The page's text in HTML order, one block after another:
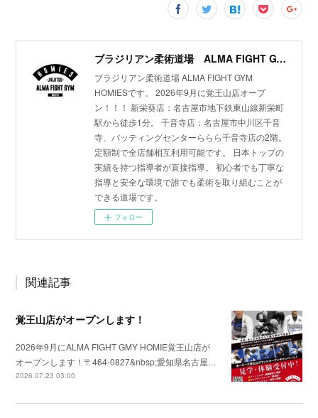
ブラジリアン柔術道場 ALMA FIGHT GYM HOMIES(ホーミーズ)
ブラジリアン柔術道場 ALMA FIGHT GYM
HOMIESです。 2026年9月に覚王山店オープ
ン！！！ 新栄葵店：名古屋市地下鉄東山線新栄町
駅から徒歩1分。 千音寺店：名古屋市中川区千音
寺、バッティングセンターららら千音寺店の2階。
定額制で全店舗相互利用可能です。 日本トップの
実績を持つ指導者が直接指導。 初心者でも丁寧な
指導と安全な環境で誰でも柔術を取り組むことが
できる道場です。
フォロー
関連記事
覚王山店がオープンします！
2026年9月にALMA FIGHT GMY HOMIE覚王山店が
オープンします！〒464-0827&nbsp;愛知県名古屋…
2026.07.23 03:00